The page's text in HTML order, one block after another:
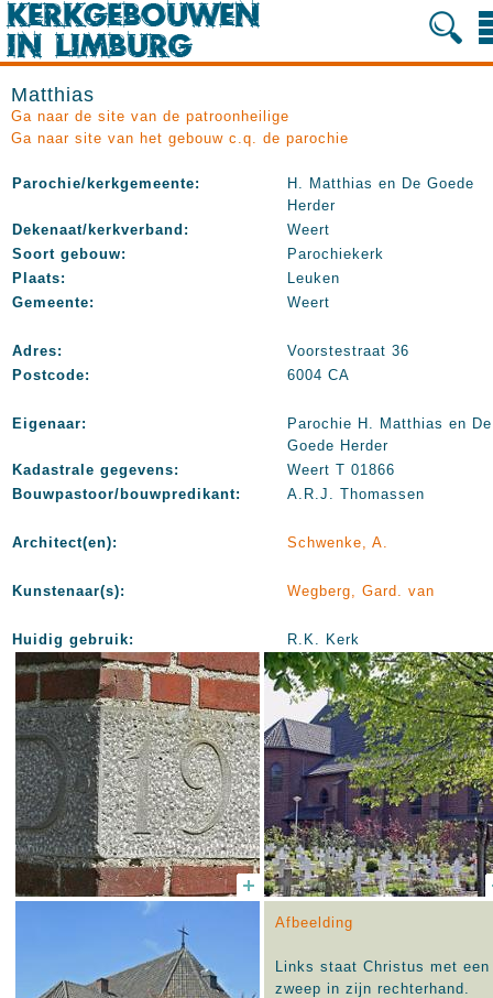
Matthias
Ga naar de site van de patroonheilige
Ga naar site van het gebouw c.q. de parochie
Parochie/kerkgemeente:
H. Matthias en De Goede
Herder
Dekenaat/kerkverband:
Weert
Soort gebouw:
Parochiekerk
Plaats:
Leuken
Gemeente:
Weert
Adres:
Voorstestraat 36
Postcode:
6004 CA
Eigenaar:
Parochie H. Matthias en De
Goede Herder
Kadastrale gegevens:
Weert T 01866
Bouwpastoor/bouwpredikant:
A.R.J. Thomassen
Architect(en): Schwenke, A.
Kunstenaar(s): Wegberg, Gard. van
Huidig gebruik: R.K. Kerk
Afbeelding
Links staat Christus met een
zweep in zijn rechterhand.